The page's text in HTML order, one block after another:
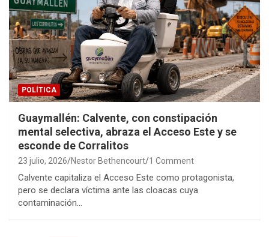
POLÍTICA
Guaymallén: Calvente, con constipación
mental selectiva, abraza el Acceso Este y se
esconde de Corralitos
23 julio, 2026 Nestor Bethencourt 1 Comment
Calvente capitaliza el Acceso Este como protagonista,
pero se declara víctima ante las cloacas cuya
contaminación…